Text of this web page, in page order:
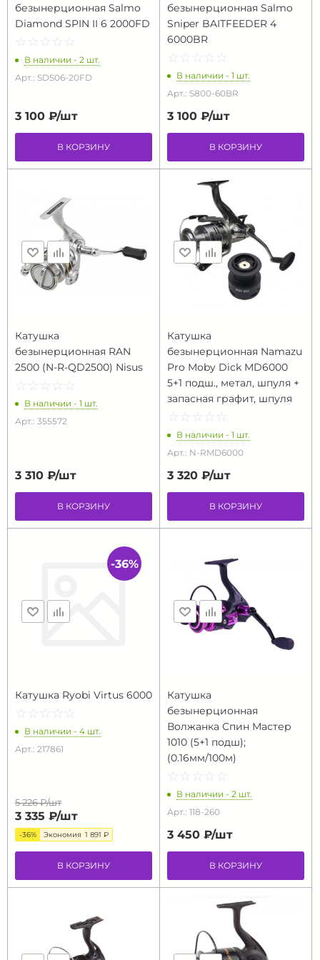
безынерционная Salmo
Diamond SPIN II 6 2000FD
☆ ☆ ☆ ☆ ☆
★ ★ ★ ★ ★
В наличии - 2 шт.
Арт.: SDS06-20FD
3 100 ₽/шт
В КОРЗИНУ
безынерционная Salmo
Sniper BAITFEEDER 4
6000BR
☆ ☆ ☆ ☆ ☆
★ ★ ★ ★ ★
В наличии - 1 шт.
Арт.: S800-60BR
3 100 ₽/шт
В КОРЗИНУ
Катушка
безынерционная RAN
2500 (N-R-QD2500) Nisus
☆ ☆ ☆ ☆ ☆
★ ★ ★ ★ ★
В наличии - 1 шт.
Арт.: 355572
3 310 ₽/шт
В КОРЗИНУ
Катушка
безынерционная Namazu
Pro Moby Dick MD6000
5+1 подш., метал, шпуля +
запасная графит, шпуля
☆ ☆ ☆ ☆ ☆
★ ★ ★ ★ ★
В наличии - 1 шт.
Арт.: N-RMD6000
3 320 ₽/шт
В КОРЗИНУ
Катушка Ryobi Virtus 6000
☆ ☆ ☆ ☆ ☆
★ ★ ★ ★ ★
В наличии - 4 шт.
Арт.: 217861
5 226 ₽/шт
3 335 ₽/шт
-36% Экономия 1 891 ₽
В КОРЗИНУ
-36%
Катушка
безынерционная
Волжанка Спин Мастер
1010 (5+1 подш);
(0.16мм/100м)
☆ ☆ ☆ ☆ ☆
★ ★ ★ ★ ★
В наличии - 2 шт.
Арт.: 118-260
3 450 ₽/шт
В КОРЗИНУ